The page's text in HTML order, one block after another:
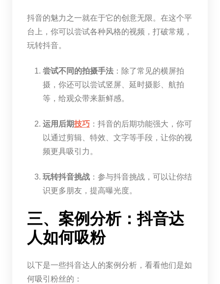
抖音的魅力之一就在于它的创意无限。在这个平
台上，你可以尝试各种风格的视频，打破常规，
玩转抖音。
尝试不同的拍摄手法：除了常见的横屏拍
摄，你还可以尝试竖屏、延时摄影、航拍
等，给观众带来新鲜感。
运用后期技巧：抖音的后期功能强大，你可
以通过剪辑、特效、文字等手段，让你的视
频更具吸引力。
玩转抖音挑战：参与抖音挑战，可以让你结
识更多朋友，提高曝光度。
三、案例分析：抖音达
人如何吸粉
以下是一些抖音达人的案例分析，看看他们是如
何吸引粉丝的：